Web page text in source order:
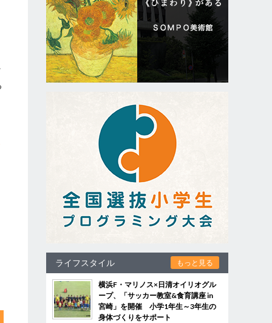
ライフスタイル もっと見る
横浜F・マリノス×日清オイリオグル
ープ、「サッカー教室&食育講座 in
宮崎」を開催 小学1年生～3年生の
身体づくりをサポート